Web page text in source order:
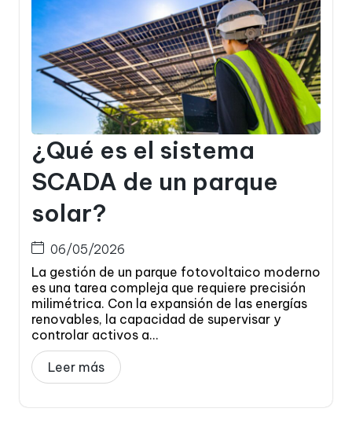
¿Qué es el sistema
SCADA de un parque
solar?
06/05/2026
La gestión de un parque fotovoltaico moderno
es una tarea compleja que requiere precisión
milimétrica. Con la expansión de las energías
renovables, la capacidad de supervisar y
controlar activos a...
Leer más